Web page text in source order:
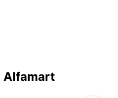
Alfamart